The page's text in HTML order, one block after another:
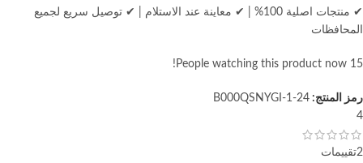
✔ منتجات اصلية 100% ✔ معاينة عند الاستلام
✔ توصيل سريع لجميع
المحافظات
15
People watching this product now!
رمز المنتج: B000QSNYGI-1-24
4
2تقييمات